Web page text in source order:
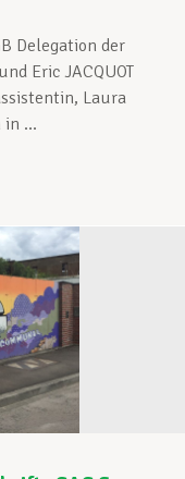
Delegation der
Eric JACQUOT
Laura
in ...